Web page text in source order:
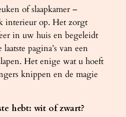
of slaapkamer –
interieur op. Het zorgt
in uw huis en begeleidt
pagina’s van een
Het enige wat u hoeft
knippen en de magie
hebt: wit of zwart?